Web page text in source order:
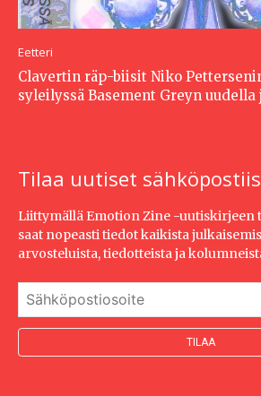
Eetteri
Clavertin räp-biisit Niko
syleilyssä Basement Greyn
Tilaa uutiset
Liittymällä Emotion Zine -uutiskirjeen
saat nopeasti tiedot kaikista
arvosteluista, tiedotteista ja